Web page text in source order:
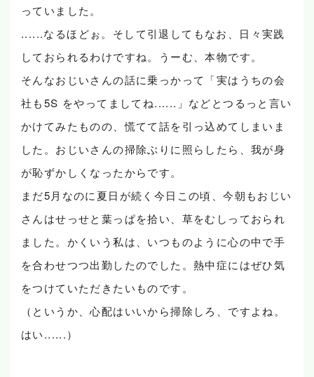
っていました。
......なるほどぉ。そして引退してもなお、日々実践
しておられるわけですね。うーむ、本物です。
そんなおじいさんの話に乗っかって「実はうちの会
社も5S をやってましてね......」などとつるっと言い
かけてみたものの、慌てて話を引っ込めてしまいま
した。おじいさんの掃除ぶりに照らしたら、我が身
が恥ずかしくなったからです。
まだ5月なのに夏日が続く今日この頃、今朝もおじい
さんはせっせと葉っぱを拾い、草をむしっておられ
ました。かくいう私は、いつものように心の中で手
を合わせつつ出勤したのでした。熱中症にはぜひ気
をつけていただきたいものです。
（というか、心配はいいから掃除しろ、ですよね。
はい......）